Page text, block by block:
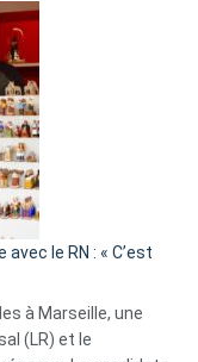
Algérie
le RN : « C’est
à Marseille, une
(LR) et le